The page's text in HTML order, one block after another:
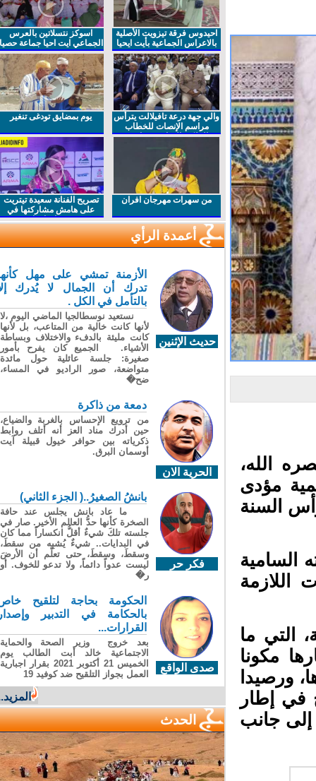
الله،
مؤدى
السنة
السامية
التي ما
مكونا
ورصيدا
في إطار
جانب
احيدوس فرقة تيزويت الأصلية
بالاعراس الجماعية بأيت ايحيا
اسوكز نتسلاتين بالعرس
الجماعي ايت احيا جماعة حصيا
والي جهة درعة تافيلالت يترأس
مراسم الإنصات للخطاب
الملكي السامي بمناسبة
يوم بمضايق تودغى تنغير
من سهرات مهرجان افران
تصريح الفنانة سعيدة تيتريت
على هامش مشاركتها في
مهرجان افران
أعمدة الرأي
حديث الإثنين
الأزمنة تمشي على مهل كأنها
تدرك أن الجمال لا يُدرك إلا
بالتأمل في الكل .
نستعيد نوسطالجيا الماضي اليوم ،لا
لأنها كانت خالية من المتاعب، بل لأنها
كانت مليئة بالدفء والاختلاف وبساطة
الأشياء. الجميع كان يفرح بأمور
صغيرة: جلسة عائلية حول مائدة
متواضعة، صور الراديو في المساء،
ضح�
الحرية الان
دمعة من ذاكرة
من ترويع الإحساس بالغربة والضياع،
حين أدرك مناد العز أنه أتلف روابط
ذكرياته بين حوافر خيول قبيلة آيت
أوسمان البرق.
فكر حر
بانشُ الصغيرُ..( الجزء الثاني)
ما عاد بانش يجلس عند حافة
الصخرة كأنها حدُّ العالم الأخير. صار في
جلسته تلكَ شيءٌ أقلُّ انكساراً مما كان
في البدايات.. شيءٌ يُشبِه من سقطَ،
وسقطَ، وسقطَ، حتى تعلّم أن الأرضَ
ليست عدواً دائماً، ولا تدعو للخوف. أو
ر�
صدى الواقع
الحكومة بحاجة لتلقيح خاص
بالحكامة في التدبير وإصدار
القرارات...
بعد خروج وزير الصحة والحماية
الاجتماعية خالد أبت الطالب يوم
الخميس 21 أكتوبر 2021 بقرار اجبارية
العمل بجواز التلقيح ضد كوفيد 19
المزيد...
الحدث